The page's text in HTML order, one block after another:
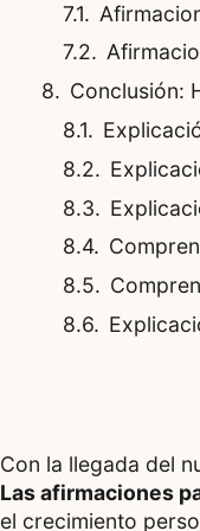
Conclusión:
Con la llegada del
Las afirmaciones
el crecimiento